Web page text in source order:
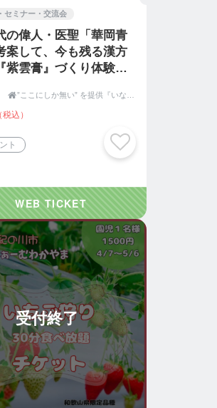
セミナー・交流会
の偉人・医聖「華岡青
案して、今も残る漢方
紫雲膏』づくり体験 1

（税込）
ト
受付終了